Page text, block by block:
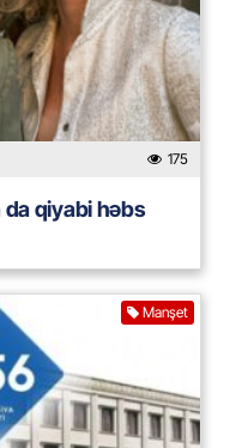
175
da qiyabi həbs
Manşet